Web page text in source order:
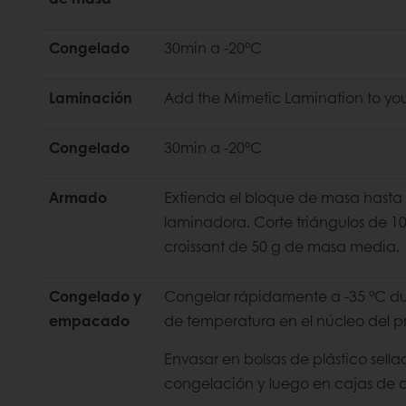
Congelado 30min a -20°C
Laminación Add the Mimetic Lamination to
Congelado 30min a -20°C
Armado
Extienda el bloque de masa
laminadora. Corte triángulos de
croissant de 50 g de masa media.
Congelado y
empacado
Congelar rápidamente a -35 °C
de temperatura en el núcleo del
Envasar en bolsas de plástico
congelación y luego en cajas de